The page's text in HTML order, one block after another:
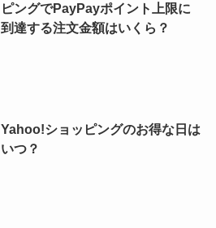
ピングでPayPayポイント上限に
到達する注文金額はいくら？
Yahoo!ショッピングのお得な日は
いつ？